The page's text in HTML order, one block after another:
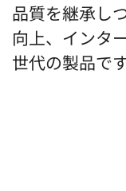
品質を継承し
向上、インタ
世代の製品です